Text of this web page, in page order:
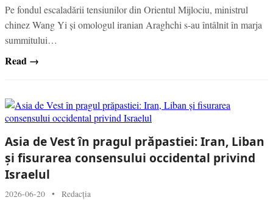
Pe fondul escaladării tensiunilor din Orientul Mijlociu, ministrul
chinez Wang Yi și omologul iranian Araghchi s-au întâlnit în marja
summitului…
Read →
Asia de Vest în pragul prăpastiei: Iran, Liban
și fisurarea consensului occidental privind
Israelul
2026-06-20 • Redacția